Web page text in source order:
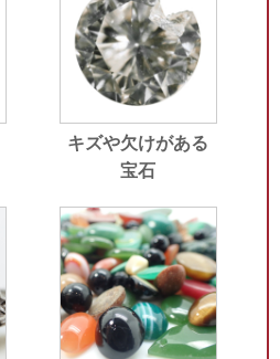
キズや欠けがある
宝石